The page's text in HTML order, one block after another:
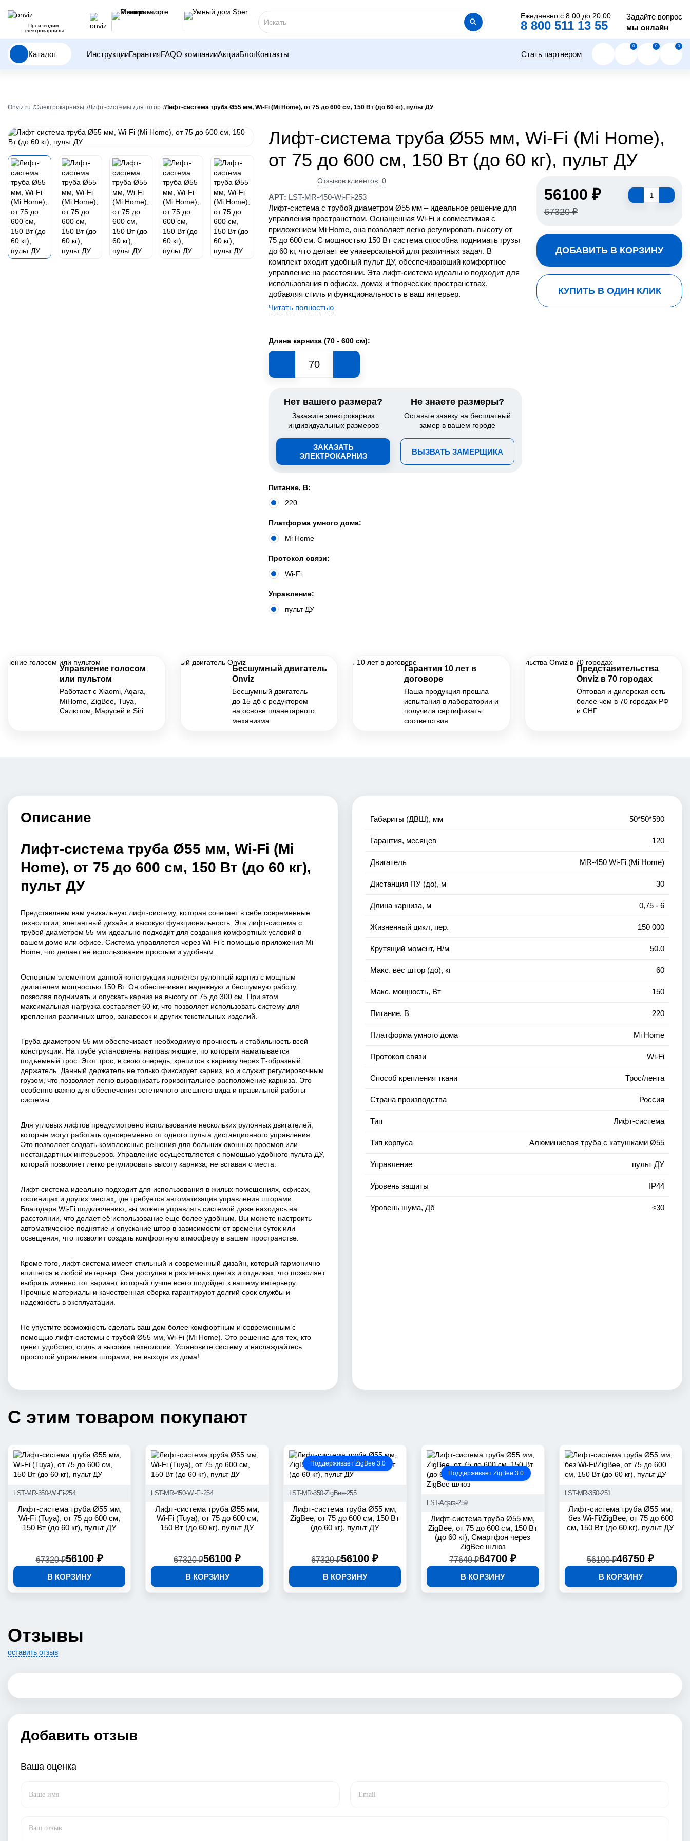
Производим
электрокарнизы
Ежедневно с 8:00 до 20:00
8 800 511 13 55
Задайте вопрос
мы онлайн
Каталог ИнструкцииГарантияFAQО компанииАкцииБлогКонтакты Стать партнером
0 0 0
Onviz.ru Электрокарнизы Лифт-системы для штор Лифт-система труба Ø55 мм, Wi-Fi (Mi Home), от 75 до 600 см, 150 Вт (до 60 кг), пульт ДУ
Лифт-система труба Ø55 мм, Wi-Fi (Mi Home),
от 75 до 600 см, 150 Вт (до 60 кг), пульт ДУ
Отзывов клиентов: 0
АРТ: LST-MR-450-Wi-Fi-253
Лифт-система с трубой диаметром Ø55 мм – идеальное решение для
управления пространством. Оснащенная Wi-Fi и совместимая с
приложением Mi Home, она позволяет легко регулировать высоту от
75 до 600 см. С мощностью 150 Вт система способна поднимать грузы
до 60 кг, что делает ее универсальной для различных задач. В
комплект входит удобный пульт ДУ, обеспечивающий комфортное
управление на расстоянии. Эта лифт-система идеально подходит для
использования в офисах, домах и творческих пространствах,
добавляя стиль и функциональность в ваш интерьер.
Читать полностью
56100 ₽
67320 ₽
ДОБАВИТЬ В КОРЗИНУ
КУПИТЬ В ОДИН КЛИК
Длина карниза (70 - 600 см):
Нет вашего размера?
Закажите электрокарниз
индивидуальных размеров
ЗАКАЗАТЬ
ЭЛЕКТРОКАРНИЗ
Не знаете размеры?
Оставьте заявку на бесплатный
замер в вашем городе
ВЫЗВАТЬ ЗАМЕРЩИКА
Питание, В:
220
Платформа умного дома:
Mi Home
Протокол связи:
Wi-Fi
Управление:
пульт ДУ
Управление голосом
или пультом
Работает с Xiaomi, Aqara,
MiHome, ZigBee, Tuya,
Салютом, Марусей и Siri
Бесшумный двигатель
Onviz
Бесшумный двигатель
до 15 дб с редуктором
на основе планетарного
механизма
Гарантия 10 лет в
договоре
Наша продукция прошла
испытания в лаборатории и
получила сертификаты
соответствия
Представительства
Onviz в 70 городах
Оптовая и дилерская сеть
более чем в 70 городах РФ
и СНГ
Описание
Лифт-система труба Ø55 мм, Wi-Fi (Mi
Home), от 75 до 600 см, 150 Вт (до 60 кг),
пульт ДУ
Представляем вам уникальную лифт-систему, которая сочетает в себе современные
технологии, элегантный дизайн и высокую функциональность. Эта лифт-система с
трубой диаметром 55 мм идеально подходит для создания комфортных условий в
вашем доме или офисе. Система управляется через Wi-Fi с помощью приложения Mi
Home, что делает её использование простым и удобным.
Основным элементом данной конструкции является рулонный карниз с мощным
двигателем мощностью 150 Вт. Он обеспечивает надежную и бесшумную работу,
позволяя поднимать и опускать карниз на высоту от 75 до 300 см. При этом
максимальная нагрузка составляет 60 кг, что позволяет использовать систему для
крепления различных штор, занавесок и других текстильных изделий.
Труба диаметром 55 мм обеспечивает необходимую прочность и стабильность всей
конструкции. На трубе установлены направляющие, по которым наматывается
подъемный трос. Этот трос, в свою очередь, крепится к карнизу через Т-образный
держатель. Данный держатель не только фиксирует карниз, но и служит регулировочным
грузом, что позволяет легко выравнивать горизонтальное расположение карниза. Это
особенно важно для обеспечения эстетичного внешнего вида и правильной работы
системы.
Для угловых лифтов предусмотрено использование нескольких рулонных двигателей,
которые могут работать одновременно от одного пульта дистанционного управления.
Это позволяет создать комплексные решения для больших оконных проемов или
нестандартных интерьеров. Управление осуществляется с помощью удобного пульта ДУ,
который позволяет легко регулировать высоту карниза, не вставая с места.
Лифт-система идеально подходит для использования в жилых помещениях, офисах,
гостиницах и других местах, где требуется автоматизация управления шторами.
Благодаря Wi-Fi подключению, вы можете управлять системой даже находясь на
расстоянии, что делает её использование еще более удобным. Вы можете настроить
автоматическое поднятие и опускание штор в зависимости от времени суток или
освещения, что позволит создать комфортную атмосферу в вашем пространстве.
Кроме того, лифт-система имеет стильный и современный дизайн, который гармонично
впишется в любой интерьер. Она доступна в различных цветах и отделках, что позволяет
выбрать именно тот вариант, который лучше всего подойдет к вашему интерьеру.
Прочные материалы и качественная сборка гарантируют долгий срок службы и
надежность в эксплуатации.
Не упустите возможность сделать ваш дом более комфортным и современным с
помощью лифт-системы с трубой Ø55 мм, Wi-Fi (Mi Home). Это решение для тех, кто
ценит удобство, стиль и высокие технологии. Установите систему и наслаждайтесь
простотой управления шторами, не выходя из дома!
Габариты (ДВШ), мм 50*50*590
Гарантия, месяцев 120
Двигатель MR-450 Wi-Fi (Mi Home)
Дистанция ПУ (до), м 30
Длина карниза, м 0,75 - 6
Жизненный цикл, пер. 150 000
Крутящий момент, Н/м 50.0
Макс. вес штор (до), кг 60
Макс. мощность, Вт 150
Питание, В 220
Платформа умного дома Mi Home
Протокол связи Wi-Fi
Способ крепления ткани Трос/лента
Страна производства Россия
Тип Лифт-система
Тип корпуса Алюминиевая труба с катушками Ø55
Управление пульт ДУ
Уровень защиты IP44
Уровень шума, Дб ≤30
С этим товаром покупают
Лифт-система труба Ø55 мм,
Wi-Fi (Tuya), от 75 до 600 см,
150 Вт (до 60 кг), пульт ДУ
67320 ₽56100 ₽
В КОРЗИНУ
LST-MR-350-Wi-Fi-254
Лифт-система труба Ø55 мм,
Wi-Fi (Tuya), от 75 до 600 см,
150 Вт (до 60 кг), пульт ДУ
67320 ₽56100 ₽
В КОРЗИНУ
LST-MR-450-Wi-Fi-254
Поддерживает ZigBee 3.0
Лифт-система труба Ø55 мм,
ZigBee, от 75 до 600 см, 150 Вт
(до 60 кг), пульт ДУ
67320 ₽56100 ₽
В КОРЗИНУ
LST-MR-350-ZigBee-255
Поддерживает ZigBee 3.0
Лифт-система труба Ø55 мм,
ZigBee, от 75 до 600 см, 150 Вт
(до 60 кг), Смартфон через
ZigBee шлюз
77640 ₽64700 ₽
В КОРЗИНУ
LST-Aqara-259
Лифт-система труба Ø55 мм,
без Wi-Fi/ZigBee, от 75 до 600
см, 150 Вт (до 60 кг), пульт ДУ
56100 ₽46750 ₽
В КОРЗИНУ
LST-MR-350-251
Отзывы
оставить отзыв
Добавить отзыв
Ваша оценка